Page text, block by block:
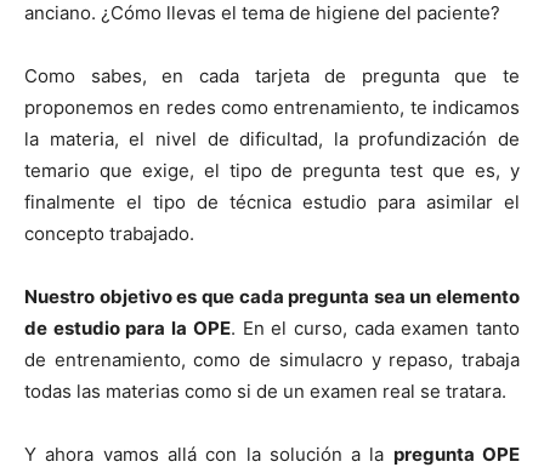
anciano. ¿Cómo llevas el tema de higiene del paciente?
Como sabes, en cada tarjeta de pregunta que te
proponemos en redes como entrenamiento, te indicamos
la materia, el nivel de dificultad, la profundización de
temario que exige, el tipo de pregunta test que es, y
finalmente el tipo de técnica estudio para asimilar el
concepto trabajado.
Nuestro objetivo es que cada pregunta sea un elemento
de estudio para la OPE. En el curso, cada examen tanto
de entrenamiento, como de simulacro y repaso, trabaja
todas las materias como si de un examen real se tratara.
Y ahora vamos allá con la solución a la pregunta OPE